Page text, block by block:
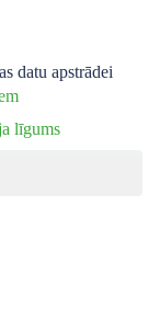
datu apstrādei
līgums